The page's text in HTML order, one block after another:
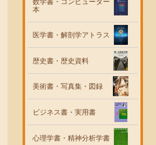
本
医学書・解剖学アトラス
歴史書・歴史資料
美術書・写真集・図録
ビジネス書・実用書
心理学書・精神分析学書